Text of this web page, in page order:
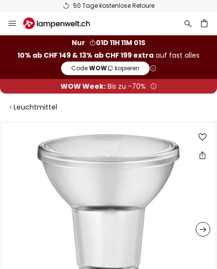
50 Tage kostenlose Retoure
Inhalt
Nur
01D 11H 11M 01S
10% ab CHF 149 & 13% ab CHF 199 extra auf fast alles
Code:WOW kopieren
WOW Week:Bis zu -70%
Leuchtmittel
Bildgalerie